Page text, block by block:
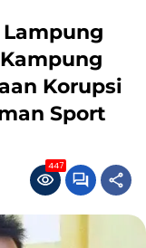
Korupsi
Sport
447